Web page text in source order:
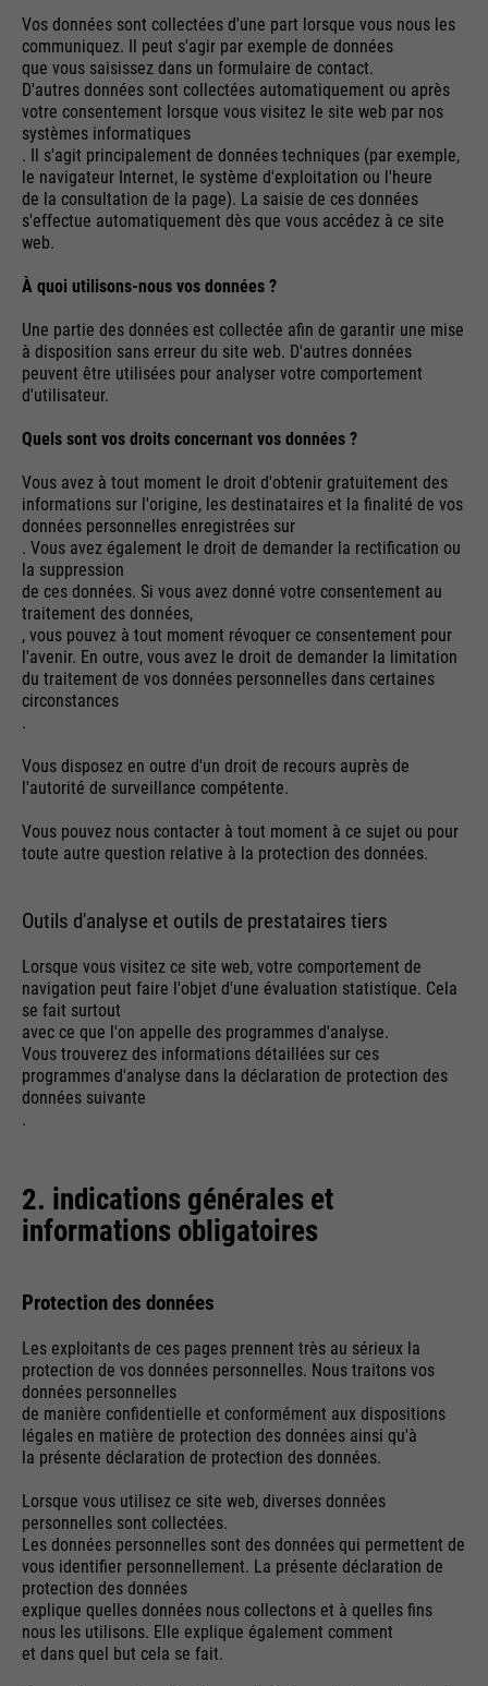
Purpose
management system of this
website. These basic cookies are
essential to make your visit to the
website pleasant and fluid: They
enable the website to recognize
you and thus keep your session
open. When a user logs in for a
closed area, it saves the user ID
as an encrypted value (so-called
corresponding database entry of
Running
time
End of session
Purpose
PHP's standard session
identification (only relevant for
administrators).
Providers
TYPO3
Running
End of session
Purpose
This cookie tells the website
the Typo3 backend and has the
rights to manage it.
Name
Running
time
1 month
Purpose
for cookies on the current
Providers
Google Analytics
Running
time
24 months
Purpose
Used to differentiate between
users and sessions
Providers
Google Analytics
time
Purpose
Used to determine new sessions
& visits. Is updated every time
data is sent to Google Analytics.
Name
__utmc
Providers
time
End of session
Purpose
In the past, this cookie was used
in conjunction with the __utmb
Name
Providers
Google Analytics
Running
Purpose
Stores where the user reached
the page from.
Name
__utmt
Providers
Google Analytics
Running
time
10 minutes
Purpose Used to limit the request rate.
External media
We use Google Maps on this website. This enables us to
show you interactive maps directly on the website and
enables you to conveniently use the map function.
Name
NID
Running
time
Used to unlock Google Maps
requests that browsers send to
Google websites. Contains a
unique ID that Google uses to
save your preferred settings and
other information, e.g. preferred
language etc.
Name
1P_JAR
Providers
Running
time
1 month
Purpose Google Terms
Providers
Google
Running
time
End of session
Purpose
time a user logged in in digitally
signed and encrypted form. The
combination of these two cookies
types of attacks. For example,
from forms can be stopped.
Cookie information
Vos données sont collectées d'une part lorsque vous nous les
communiquez. Il peut s'agir par exemple de données
que vous saisissez dans un formulaire de contact.
D'autres données sont collectées automatiquement ou après
votre consentement lorsque vous visitez le site web par nos
systèmes informatiques
. Il s'agit principalement de données techniques (par exemple,
le navigateur Internet, le système d'exploitation ou l'heure
de la consultation de la page). La saisie de ces données
s'effectue automatiquement dès que vous accédez à ce site
web.
À quoi utilisons-nous vos données ?
Une partie des données est collectée afin de garantir une mise
à disposition sans erreur du site web. D'autres données
peuvent être utilisées pour analyser votre comportement
d'utilisateur.
Quels sont vos droits concernant vos données ?
Vous avez à tout moment le droit d'obtenir gratuitement des
informations sur l'origine, les destinataires et la finalité de vos
données personnelles enregistrées sur
. Vous avez également le droit de demander la rectification ou
la suppression
de ces données. Si vous avez donné votre consentement au
traitement des données,
, vous pouvez à tout moment révoquer ce consentement pour
l'avenir. En outre, vous avez le droit de demander la limitation
du traitement de vos données personnelles dans certaines
circonstances
.
Vous disposez en outre d'un droit de recours auprès de
l'autorité de surveillance compétente.
Vous pouvez nous contacter à tout moment à ce sujet ou pour
toute autre question relative à la protection des données.
Outils d'analyse et outils de prestataires tiers
Lorsque vous visitez ce site web, votre comportement de
navigation peut faire l'objet d'une évaluation statistique. Cela
se fait surtout
avec ce que l'on appelle des programmes d'analyse.
Vous trouverez des informations détaillées sur ces
programmes d'analyse dans la déclaration de protection des
données suivante
.
2. indications générales et
informations obligatoires
Protection des données
Les exploitants de ces pages prennent très au sérieux la
protection de vos données personnelles. Nous traitons vos
données personnelles
de manière confidentielle et conformément aux dispositions
légales en matière de protection des données ainsi qu'à
la présente déclaration de protection des données.
Lorsque vous utilisez ce site web, diverses données
personnelles sont collectées.
Les données personnelles sont des données qui permettent de
vous identifier personnellement. La présente déclaration de
protection des données
explique quelles données nous collectons et à quelles fins
nous les utilisons. Elle explique également comment
et dans quel but cela se fait.